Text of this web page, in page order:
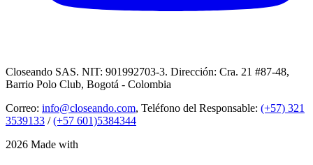
Closeando SAS. NIT: 901992703-3. Dirección: Cra. 21 #87-48,
Barrio Polo Club, Bogotá - Colombia
Correo: info@closeando.com, Teléfono del Responsable: (+57) 321
3539133 /(+57 601)5384344
2026 Made with